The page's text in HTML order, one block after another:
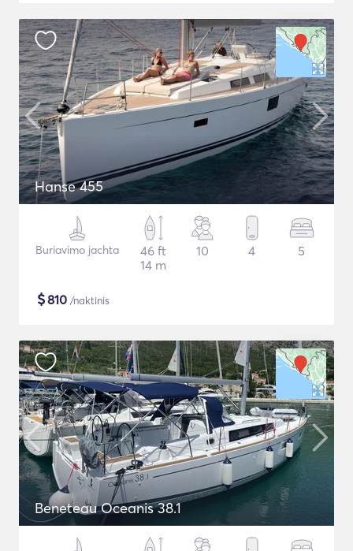
Hanse 455
Buriavimo jachta
46 ft
14 m
10 4 5
$810 /naktinis
Beneteau Oceanis 38.1